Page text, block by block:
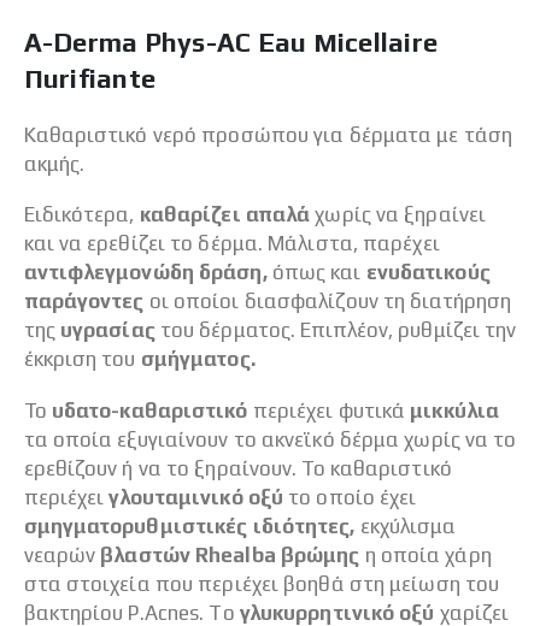
A-Derma Phys-AC Eau Μicellaire
Πurifiante
Καθαριστικό νερό προσώπου για δέρματα με τάση
ακμής.
Ειδικότερα, καθαρίζει απαλά χωρίς να ξηραίνει
και να ερεθίζει το δέρμα. Μάλιστα, παρέχει
αντιφλεγμονώδη δράση,όπως και ενυδατικούς
παράγοντες οι οποίοι διασφαλίζουν τη διατήρηση
της υγρασίας του δέρματος. Επιπλέον, ρυθμίζει την
έκκριση του σμήγματος.
Το υδατο-καθαριστικό περιέχει φυτικά μικκύλια
τα οποία εξυγιαίνουν το ακνεϊκό δέρμα χωρίς να το
ερεθίζουν ή να το ξηραίνουν. Το καθαριστικό
περιέχειγλουταμινικό οξύ το οποίο έχει
σμηγματορυθμιστικές ιδιότητες, εκχύλισμα
νεαρών βλαστών Rhealba βρώμης η οποία χάρη
στα στοιχεία που περιέχει βοηθά στη μείωση του
βακτηρίου P.Acnes. To γλυκυρρητινικό οξύ χαρίζει